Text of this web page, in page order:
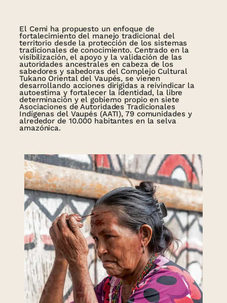
El Cemi ha propuesto un enfoque de
fortalecimiento del manejo tradicional del
territorio desde la protección de los sistemas
tradicionales de conocimiento. Centrado en la
visibilización, el apoyo y la validación de las
autoridades ancestrales en cabeza de los
sabedores y sabedoras del Complejo Cultural
Tukano Oriental del Vaupés, se vienen
desarrollando acciones dirigidas a reivindicar la
autoestima y fortalecer la identidad, la libre
determinación y el gobierno propio en siete
Asociaciones de Autoridades Tradicionales
Indígenas del Vaupés (AATI), 79 comunidades y
alrededor de 10.000 habitantes en la selva
amazónica.